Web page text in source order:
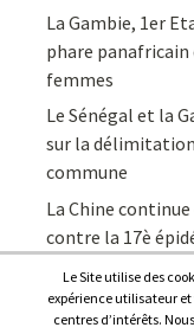
La Gambie, 1er
phare panafricain
femmes
Le Sénégal et la
sur la
commune
La Chine continue
contre la 17è
Le Site utilise des
expérience utilisateur et
centres d’intérêts.